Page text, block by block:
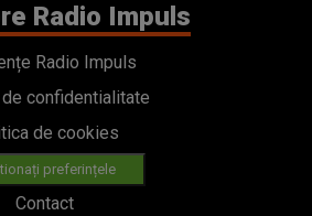
Radio Impuls
Radio Impuls
confidentialitate
de cookies
preferințele
Contact